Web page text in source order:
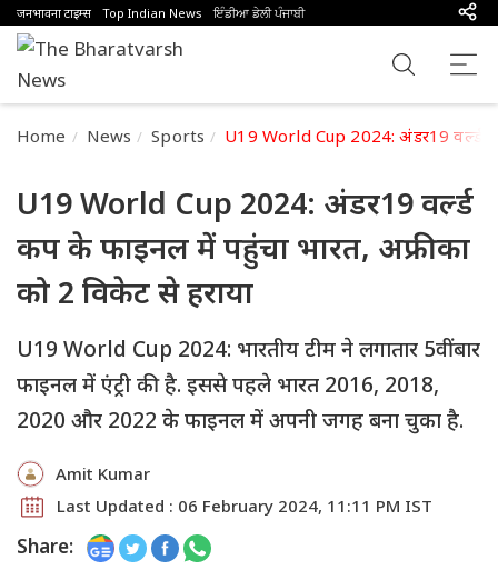
जनभावना टाइम्स Top Indian News ਇੰਡੀਆ ਡੇਲੀ ਪੰਜਾਬੀ
Home News Sports U19 World Cup 2024: अंडर19 वर्ल्ड
U19 World Cup 2024: अंडर19 वर्ल्ड
कप के फाइनल में पहुंचा भारत, अफ्रीका
को 2 विकेट से हराया
U19 World Cup 2024: भारतीय टीम ने लगातार 5वीं बार
फाइनल में एंट्री की है. इससे पहले भारत 2016, 2018,
2020 और 2022 के फाइनल में अपनी जगह बना चुका है.
Amit Kumar
Last Updated : 06 February 2024, 11:11 PM IST
Share: